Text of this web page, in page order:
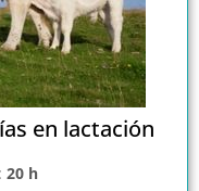
en lactación
20 h